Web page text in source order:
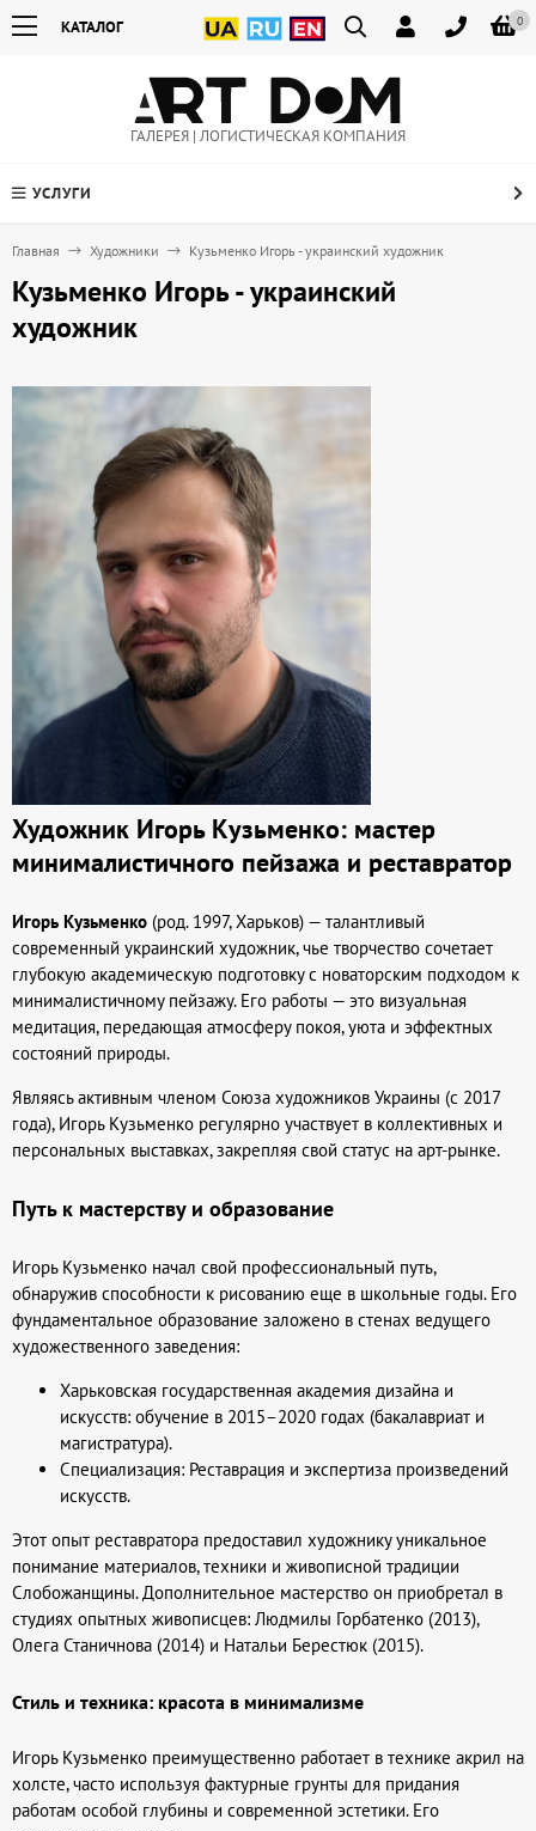
0
КАТАЛОГ
ГАЛЕРЕЯ | ЛОГИСТИЧЕСКАЯ КОМПАНИЯ
УСЛУГИ
Главная Художники Кузьменко Игорь - украинский художник
Кузьменко Игорь - украинский
художник
Художник Игорь Кузьменко: мастер
минималистичного пейзажа и реставратор
Игорь Кузьменко (род. 1997, Харьков) — талантливый
современный украинский художник, чье творчество сочетает
глубокую академическую подготовку с новаторским подходом к
минималистичному пейзажу. Его работы — это визуальная
медитация, передающая атмосферу покоя, уюта и эффектных
состояний природы.
Являясь активным членом Союза художников Украины (с 2017
года), Игорь Кузьменко регулярно участвует в коллективных и
персональных выставках, закрепляя свой статус на арт-рынке.
Путь к мастерству и образование
Игорь Кузьменко начал свой профессиональный путь,
обнаружив способности к рисованию еще в школьные годы. Его
фундаментальное образование заложено в стенах ведущего
художественного заведения:
Харьковская государственная академия дизайна и
искусств: обучение в 2015–2020 годах (бакалавриат и
магистратура).
Специализация: Реставрация и экспертиза произведений
искусств.
Этот опыт реставратора предоставил художнику уникальное
понимание материалов, техники и живописной традиции
Слобожанщины. Дополнительное мастерство он приобретал в
студиях опытных живописцев: Людмилы Горбатенко (2013),
Олега Станичнова (2014) и Натальи Берестюк (2015).
Стиль и техника: красота в минимализме
Игорь Кузьменко преимущественно работает в технике акрил на
холсте, часто используя фактурные грунты для придания
работам особой глубины и современной эстетики. Его